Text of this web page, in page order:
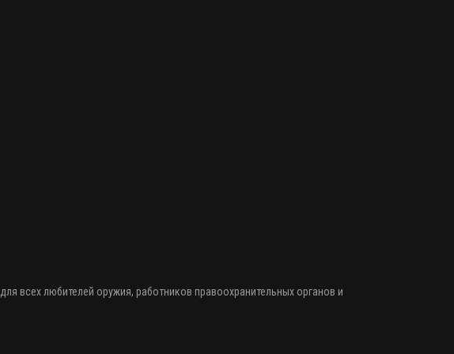
для всех любителей оружия, работников правоохранительных органов и